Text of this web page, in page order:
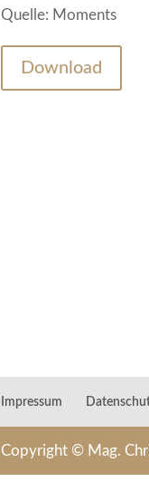
Quelle: Moments
Download
Impressum
Copyright © Mag.